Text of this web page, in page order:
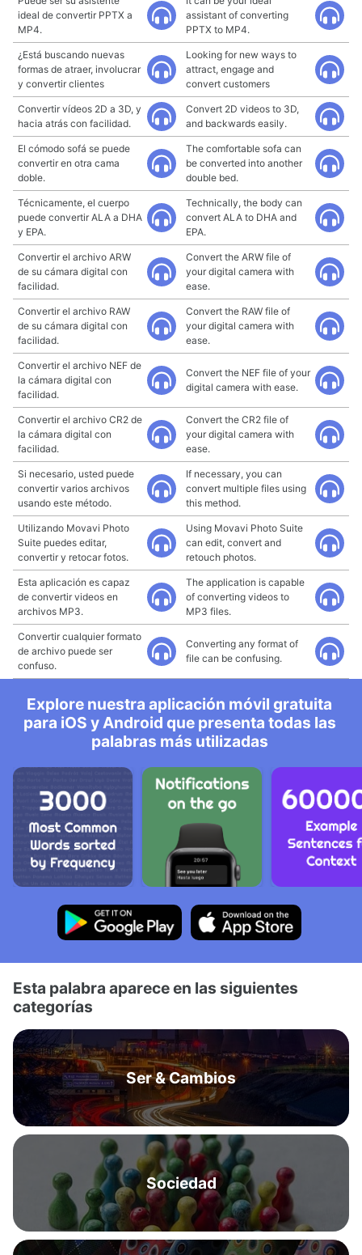
ideal de convertir PPTX a
MP4.
assistant of converting
PPTX to MP4.
¿Está buscando nuevas
formas de atraer, involucrar
y convertir clientes
Looking for new ways to
attract, engage and
convert customers
Convertir vídeos 2D a 3D, y
hacia atrás con facilidad.
Convert 2D videos to 3D,
and backwards easily.
El cómodo sofá se puede
convertir en otra cama
doble.
The comfortable sofa can
be converted into another
double bed.
Técnicamente, el cuerpo
puede convertir ALA a DHA
y EPA.
Technically, the body can
convert ALA to DHA and
EPA.
Convertir el archivo ARW
de su cámara digital con
facilidad.
Convert the ARW file of
your digital camera with
ease.
Convertir el archivo RAW
de su cámara digital con
facilidad.
Convert the RAW file of
your digital camera with
ease.
Convertir el archivo NEF de
la cámara digital con
facilidad.
Convert the NEF file of your
digital camera with ease.
Convertir el archivo CR2 de
la cámara digital con
facilidad.
Convert the CR2 file of
your digital camera with
ease.
Si necesario, usted puede
convertir varios archivos
usando este método.
If necessary, you can
convert multiple files using
this method.
Utilizando Movavi Photo
Suite puedes editar,
convertir y retocar fotos.
Using Movavi Photo Suite
can edit, convert and
retouch photos.
Esta aplicación es capaz
de convertir videos en
archivos MP3.
The application is capable
of converting videos to
MP3 files.
Convertir cualquier formato
de archivo puede ser
confuso.
Converting any format of
file can be confusing.
Explore nuestra aplicación móvil gratuita
para iOS y Android que presenta todas las
palabras más utilizadas
Esta palabra aparece en las siguientes
categorías
Ser & Cambios
Sociedad